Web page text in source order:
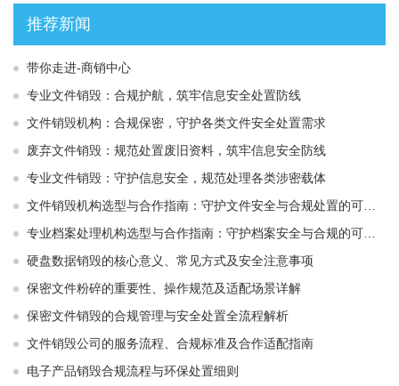
推荐新闻
带你走进-商销中心
专业文件销毁：合规护航，筑牢信息安全处置防线
文件销毁机构：合规保密，守护各类文件安全处置需求
废弃文件销毁：规范处置废旧资料，筑牢信息安全防线
专业文件销毁：守护信息安全，规范处理各类涉密载体
文件销毁机构选型与合作指南：守护文件安全与合规处置的可靠选择
专业档案处理机构选型与合作指南：守护档案安全与合规的可靠伙伴
硬盘数据销毁的核心意义、常见方式及安全注意事项
保密文件粉碎的重要性、操作规范及适配场景详解
保密文件销毁的合规管理与安全处置全流程解析
文件销毁公司的服务流程、合规标准及合作适配指南
电子产品销毁合规流程与环保处置细则